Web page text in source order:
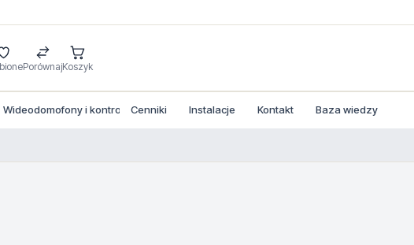
PorównajKoszyk
Wideodomofony i kontrola dostepu
Cenniki Instalacje Kontakt Baza wiedzy